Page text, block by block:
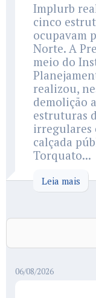
Implurb
cinco
ocupavam
Norte. A
meio do
realizou,
demolição
estruturas
irregulares
calçada
Torquato...
Leia mais
06/08/2026